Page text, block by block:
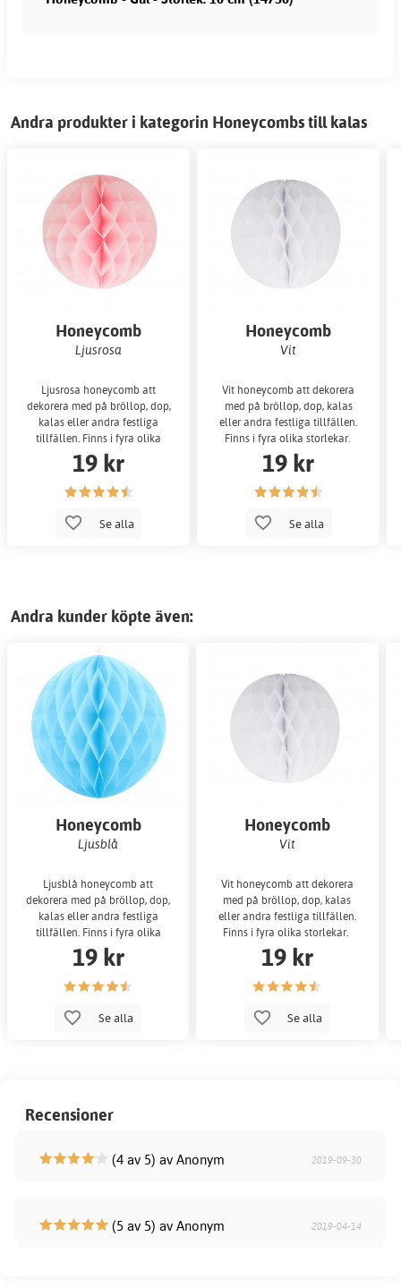
Andra produkter i kategorin Honeycombs till kalas
Honeycomb
Ljusrosa
Ljusrosa honeycomb att
dekorera med på bröllop, dop,
kalas eller andra festliga
tillfällen. Finns i fyra olika
storlekar.
19 kr
Se alla
Honeycomb
Vit
Vit honeycomb att dekorera
med på bröllop, dop, kalas
eller andra festliga tillfällen.
Finns i fyra olika storlekar.
19 kr
Se alla
Andra kunder köpte även:
Honeycomb
Ljusblå
Ljusblå honeycomb att
dekorera med på bröllop, dop,
kalas eller andra festliga
tillfällen. Finns i fyra olika
storlekar.
19 kr
Se alla
Honeycomb
Vit
Vit honeycomb att dekorera
med på bröllop, dop, kalas
eller andra festliga tillfällen.
Finns i fyra olika storlekar.
19 kr
Se alla
Recensioner
(4 av 5) av Anonym 2019-09-30
(5 av 5) av Anonym 2019-04-14